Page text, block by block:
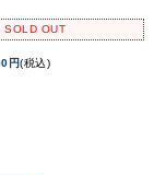
SOLD OUT
円(税込)